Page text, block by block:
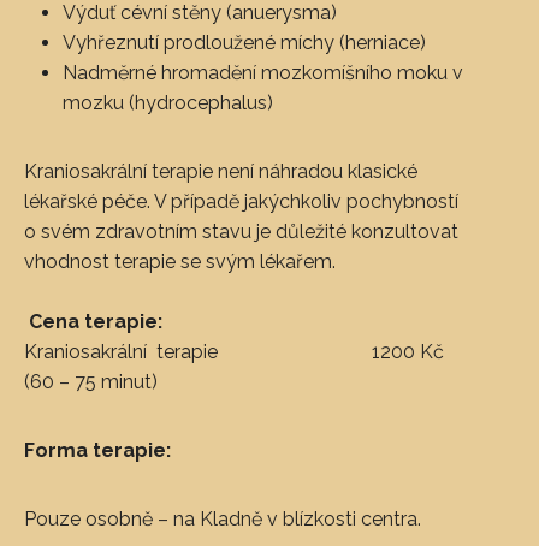
Výduť cévní stěny (anuerysma)
Vyhřeznutí prodloužené míchy (herniace)
Nadměrné hromadění mozkomíšního moku v
mozku (hydrocephalus)
Kraniosakrální terapie není náhradou klasické
lékařské péče. V případě jakýchkoliv pochybností
o svém zdravotním stavu je důležité konzultovat
vhodnost terapie se svým lékařem.
Cena terapie:
Kraniosakrální terapie 1200 Kč
(60 – 75 minut)
Forma terapie:
Pouze osobně – na Kladně v blízkosti centra.